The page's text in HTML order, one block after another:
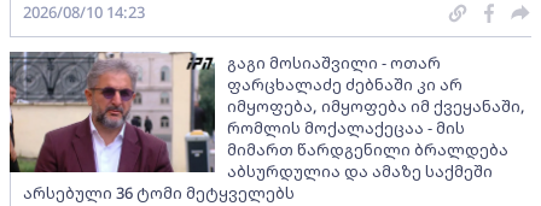
2026/08/10 14:23
გაგი მოსიაშვილი - ოთარ
ფარცხალაძე ძებნაში კი არ
იმყოფება, იმყოფება იმ ქვეყანაში,
რომლის მოქალაქეცაა - მის
მიმართ წარდგენილი ბრალდება
აბსურდულია და ამაზე საქმეში
არსებული 36 ტომი მეტყველებს